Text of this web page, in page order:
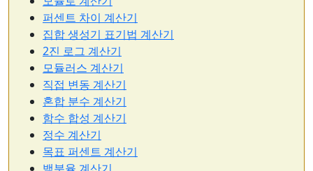
퍼센트 차이 계산기
집합 생성기 표기법 계산기
2진 로그 계산기
모듈러스 계산기
직접 변동 계산기
혼합 분수 계산기
함수 합성 계산기
정수 계산기
목표 퍼센트 계산기